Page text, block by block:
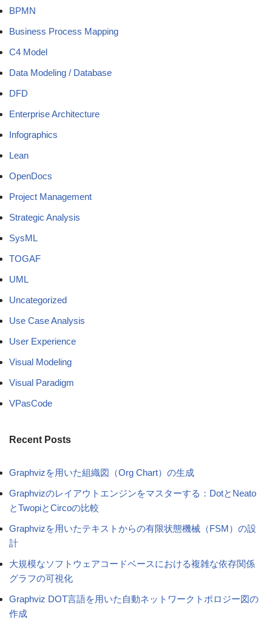
BPMN
Business Process Mapping
C4 Model
Data Modeling / Database
DFD
Enterprise Architecture
Infographics
Lean
OpenDocs
Project Management
Strategic Analysis
SysML
TOGAF
UML
Uncategorized
Use Case Analysis
User Experience
Visual Modeling
Visual Paradigm
VPasCode
Recent Posts
Graphvizを用いた組織図（Org Chart）の生成
Graphvizのレイアウトエンジンをマスターする：DotとNeato
とTwopiとCircoの比較
Graphvizを用いたテキストからの有限状態機械（FSM）の設
計
大規模なソフトウェアコードベースにおける複雑な依存関係
グラフの可視化
Graphviz DOT言語を用いた自動ネットワークトポロジー図の
作成